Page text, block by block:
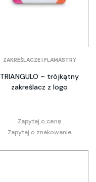
ZAKREŚLACZE I FLAMASTRY
TRIANGULO – trójkątny
zakreślacz z logo
Zapytaj o cenę
Zapytaj o znakowanie